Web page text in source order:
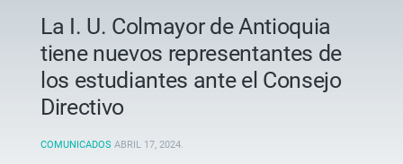
La I. U. Colmayor de Antioquia
tiene nuevos representantes de
los estudiantes ante el Consejo
Directivo
COMUNICADOS ABRIL 17, 2024.